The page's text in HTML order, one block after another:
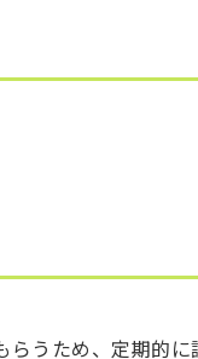
らうため、定期的に